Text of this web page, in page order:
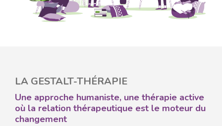
LA GESTALT-THÉRAPIE
Une approche humaniste, une thérapie active
où la relation thérapeutique est le moteur du
changement